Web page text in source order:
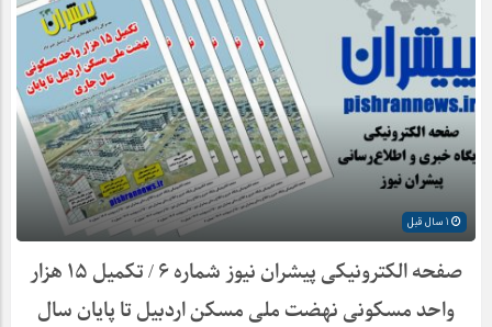
صفحه الکترونیکی پیشران نیوز شماره ۶ / تکمیل ۱۵ هزار
واحد مسکونی نهضت ملی مسکن اردبیل تا پایان سال